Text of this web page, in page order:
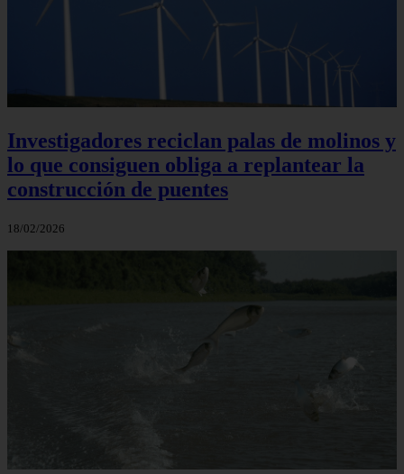
Investigadores reciclan palas de molinos y
lo que consiguen obliga a replantear la
construcción de puentes
18/02/2026